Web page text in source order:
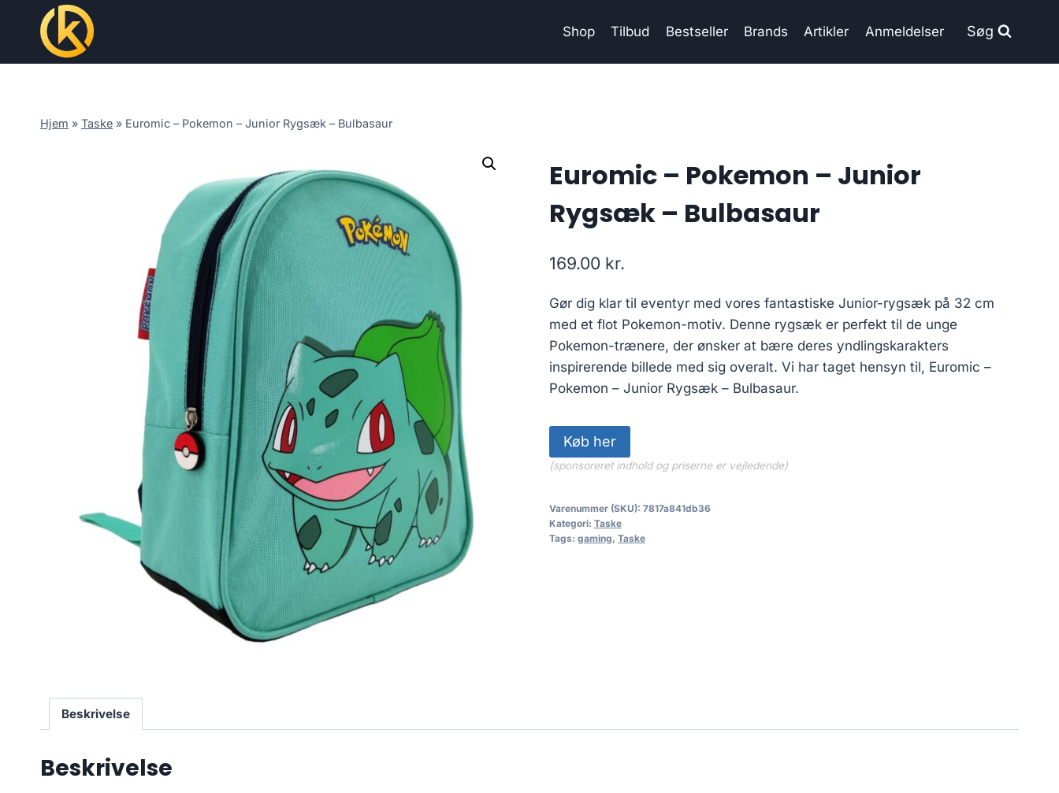
content
Shop Tilbud Bestseller Brands Artikler Anmeldelser Søg
Hjem » Taske » Euromic – Pokemon – Junior Rygsæk – Bulbasaur
Euromic – Pokemon – Junior
Rygsæk – Bulbasaur
169.00 kr.
Gør dig klar til eventyr med vores fantastiske Junior-rygsæk på 32 cm
med et flot Pokemon-motiv. Denne rygsæk er perfekt til de unge
Pokemon-trænere, der ønsker at bære deres yndlingskarakters
inspirerende billede med sig overalt. Vi har taget hensyn til, Euromic –
Pokemon – Junior Rygsæk – Bulbasaur.
Køb her
(sponsoreret indhold og priserne er vejledende)
Varenummer (SKU): 7817a841db36
Kategori: Taske
Tags: gaming, Taske
Beskrivelse
Beskrivelse